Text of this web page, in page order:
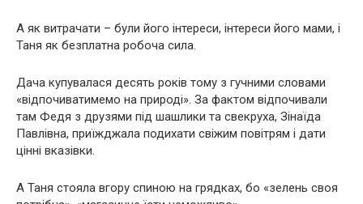
А як витрачати – були його інтереси, інтереси його мами, і
Таня як безплатна робоча сила.
Дача купувалася десять років тому з гучними словами
«відпочиватимемо на природі». За фактом відпочивали
там Федя з друзями під шашлики та свекруха, Зінаїда
Павлівна, приїжджала подихати свіжим повітрям і дати
цінні вказівки.
А Таня стояла вгору спиною на грядках, бо «зелень своя